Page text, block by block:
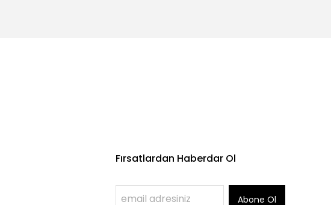
Fırsatlardan Haberdar Ol
Abone Ol